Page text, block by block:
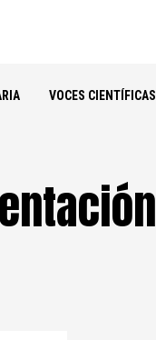
VOCES CIENTÍFICAS